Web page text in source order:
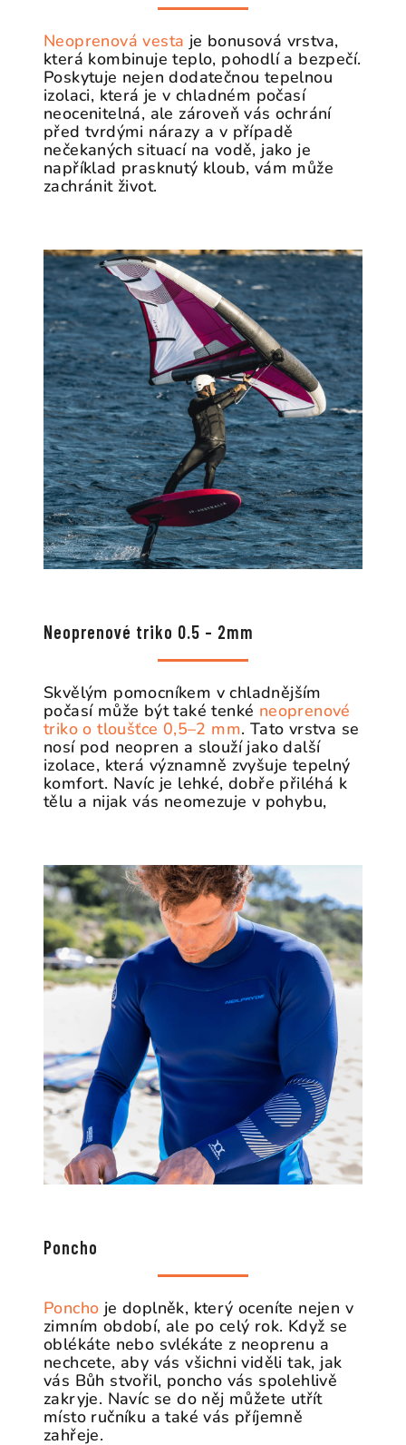
Neoprenová vesta je bonusová vrstva,
která kombinuje teplo, pohodlí a bezpečí.
Poskytuje nejen dodatečnou tepelnou
izolaci, která je v chladném počasí
neocenitelná, ale zároveň vás ochrání
před tvrdými nárazy a v případě
nečekaných situací na vodě, jako je
například prasknutý kloub, vám může
zachránit život.
Neoprenové triko 0.5 – 2mm
Skvělým pomocníkem v chladnějším
počasí může být také tenké neoprenové
triko o tloušťce 0,5–2 mm. Tato vrstva se
nosí pod neopren a slouží jako další
izolace, která významně zvyšuje tepelný
komfort. Navíc je lehké, dobře přiléhá k
tělu a nijak vás neomezuje v pohybu,
Poncho
Poncho je doplněk, který oceníte nejen v
zimním období, ale po celý rok. Když se
oblékáte nebo svlékáte z neoprenu a
nechcete, aby vás všichni viděli tak, jak
vás Bůh stvořil, poncho vás spolehlivě
zakryje. Navíc se do něj můžete utřít
místo ručníku a také vás příjemně
zahřeje.